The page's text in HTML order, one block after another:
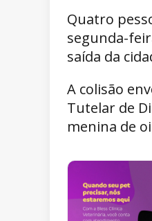
Quatro
segunda-
saída da
A colisão
Tutelar de
menina de